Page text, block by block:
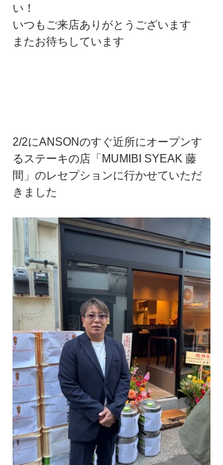
い！
いつもご来店ありがとうございます
またお待ちしています
2/2にANSONのすぐ近所にオープンす
るステーキの店「MUMIBI SYEAK 藤
間」のレセプションに行かせていただ
きました